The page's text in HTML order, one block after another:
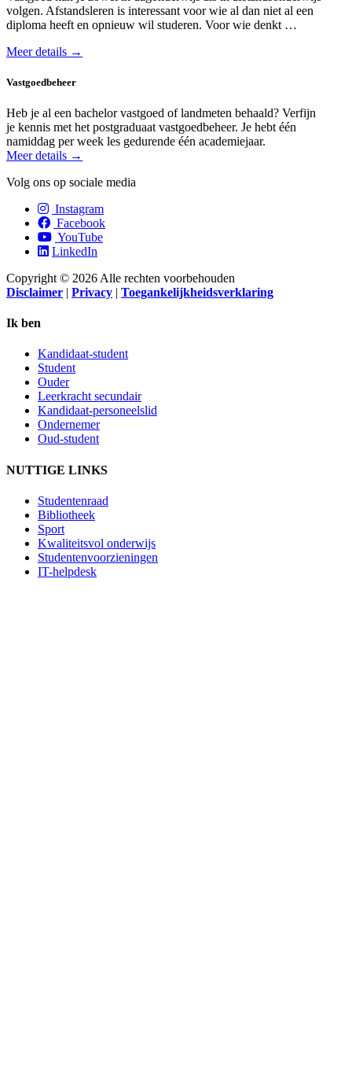
volgen. Afstands­leren is interessant voor wie al dan niet al een
diploma heeft en opnieuw wil studeren. Voor wie denkt …
Meer details →
Vastgoedbeheer
Heb je al een bachelor vastgoed of landmeten behaald? Verfijn
je kennis met het postgraduaat vastgoed­beheer. Je hebt één
namiddag per week les gedurende één academiejaar.
Meer details →
Volg ons op sociale media
Instagram
Facebook
YouTube
LinkedIn
Copyright © 2026 Alle rechten voorbehouden
Disclaimer | Privacy | Toegankelijkheidsverklaring
Ik ben
Kandidaat-student
Student
Ouder
Leerkracht secundair
Kandidaat-personeelslid
Ondernemer
Oud-student
NUTTIGE LINKS
Studentenraad
Bibliotheek
Sport
Kwaliteitsvol onderwijs
Studentenvoorzieningen
IT-helpdesk